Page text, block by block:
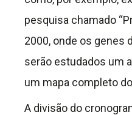
pesquisa chamado
2000, onde os genes
serão estudados um
um mapa completo
A divisão do